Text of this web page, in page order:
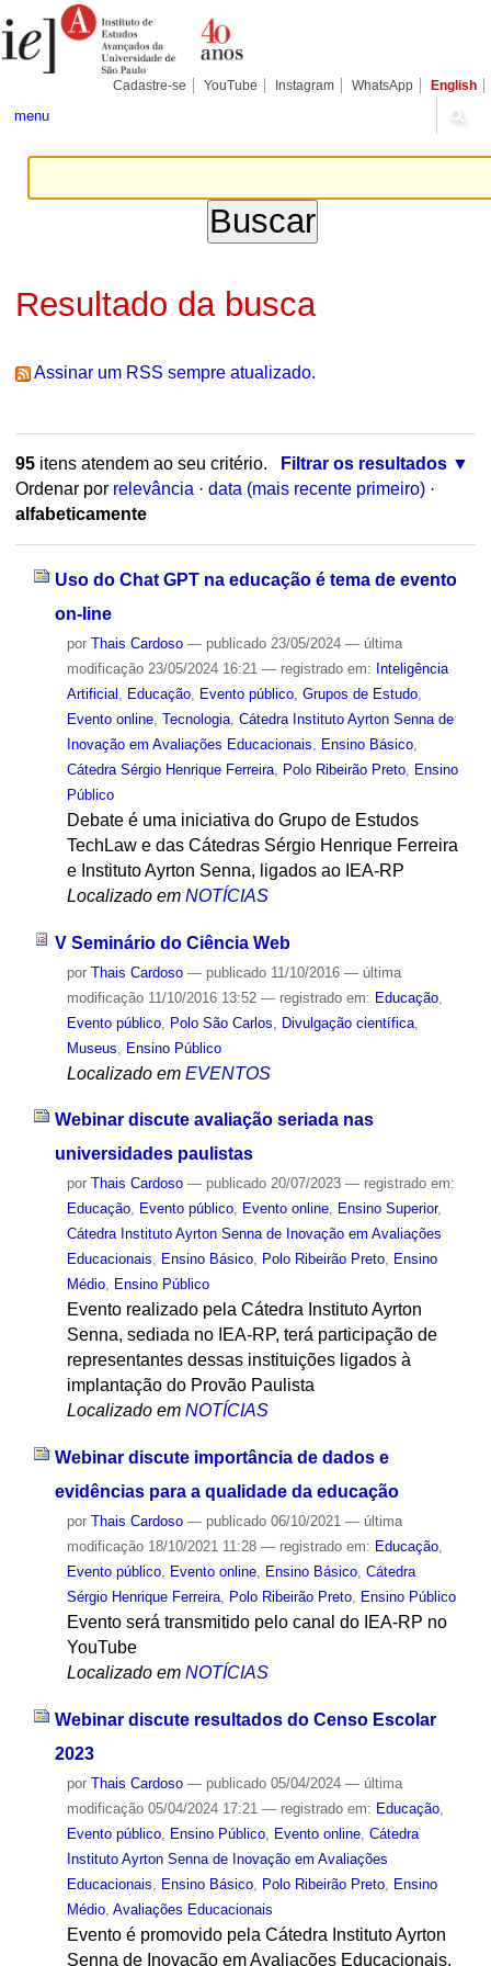
para
conteúdo.
Pessoais
Cadastre-se YouTube Instagram WhatsApp English
menu
Resultado da busca
Assinar um RSS sempre atualizado.
95itens atendem ao seu critério.
Filtrar os resultados
Ordenar por relevância · data (mais recente primeiro) ·
alfabeticamente
Uso do Chat GPT na educação é tema de evento
on-line
por Thais Cardoso — publicado23/05/2024 — última
modificação23/05/2024 16:21 — registrado em: Inteligência
Artificial
Educação, Evento público, Grupos de Estudo,
Evento online, Tecnologia, Cátedra Instituto Ayrton Senna de
Inovação em Avaliações Educacionais
Ensino Básico,
Cátedra Sérgio Henrique Ferreira, Polo Ribeirão Preto,
Ensino
Público
Debate é uma iniciativa do Grupo de Estudos
TechLaw e das Cátedras Sérgio Henrique Ferreira
e Instituto Ayrton Senna, ligados ao IEA-RP
Localizado em NOTÍCIAS
V Seminário do Ciência Web
por Thais Cardoso — publicado11/10/2016 — última
modificação11/10/2016 13:52 — registrado em: Educação,
Evento público, Polo São Carlos Divulgação científica,
Museus
Ensino Público
Localizado em EVENTOS
Webinar discute avaliação seriada nas
universidades paulistas
por Thais Cardoso — publicado20/07/2023 — registrado em:
Educação, Evento público, Evento online, Ensino Superior,
Cátedra Instituto Ayrton Senna de Inovação em Avaliações
Educacionais, Ensino Básico, Polo Ribeirão Preto, Ensino
Médio, Ensino Público
Evento realizado pela Cátedra Instituto Ayrton
Senna, sediada no IEA-RP, terá participação de
representantes dessas instituições ligados à
implantação do Provão Paulista
Localizado em NOTÍCIAS
Webinar discute importância de dados e
evidências para a qualidade da educação
por Thais Cardoso — publicado06/10/2021 — última
modificação18/10/2021 11:28 — registrado em: Educação,
Evento público, Evento online, Ensino Básico, Cátedra
Sérgio Henrique Ferreira, Polo Ribeirão Preto, Ensino Público
Evento será transmitido pelo canal do IEA-RP no
YouTube
Localizado em NOTÍCIAS
Webinar discute resultados do Censo Escolar
2023
por Thais Cardoso — publicado05/04/2024 — última
modificação05/04/2024 17:21 — registrado em: Educação,
Evento público, Ensino Público, Evento online, Cátedra
Instituto Ayrton Senna de Inovação em Avaliações
Educacionais
Ensino Básico, Polo Ribeirão Preto, Ensino
Médio, Avaliações Educacionais
Evento é promovido pela Cátedra Instituto Ayrton
Senna de Inovação em Avaliações Educacionais,